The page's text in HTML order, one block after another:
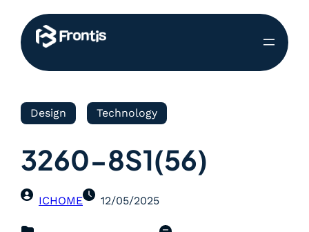
Design Technology
3260-8S1(56)
ICHOME 12/05/2025